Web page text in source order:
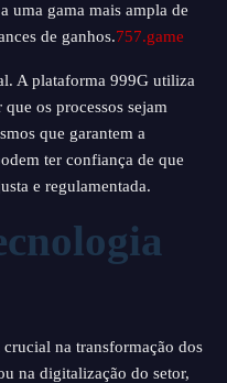
uma gama mais ampla de
de ganhos.757.game
A plataforma 999G utiliza
os processos sejam
que garantem a
ter confiança de que
e regulamentada.
na transformação dos
na digitalização do setor,